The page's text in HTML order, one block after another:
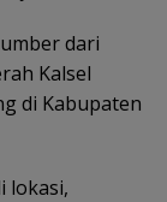
dari
Kalsel
di Kabupaten
lokasi,